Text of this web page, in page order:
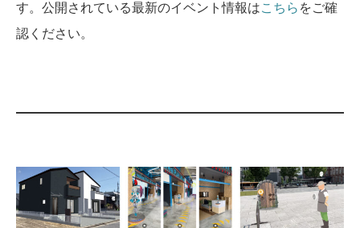
す。公開されている最新のイベント情報はこちら をご確
認ください。